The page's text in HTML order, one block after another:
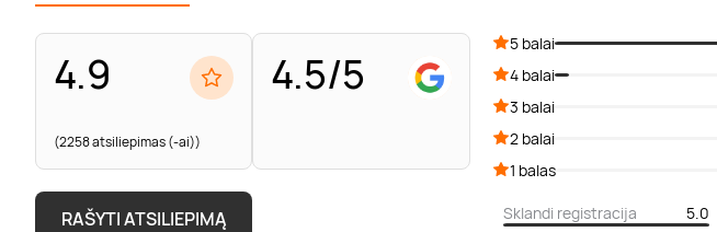
4.9
(2258 atsiliepimas (-ai))
4.5/5
RAŠYTI ATSILIEPIMĄ
5 balai
4 balai
3 balai
2 balai
1 balas
Sklandi registracija 5.0